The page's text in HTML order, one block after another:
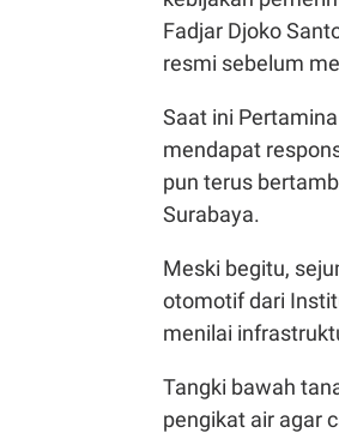
Fadjar Djoko
resmi sebelum
Saat ini
mendapat
pun terus
Surabaya.
Meski begitu,
otomotif dari
menilai
Tangki bawah
pengikat air agar